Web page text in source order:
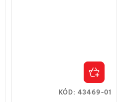
KÓD: 43469-01